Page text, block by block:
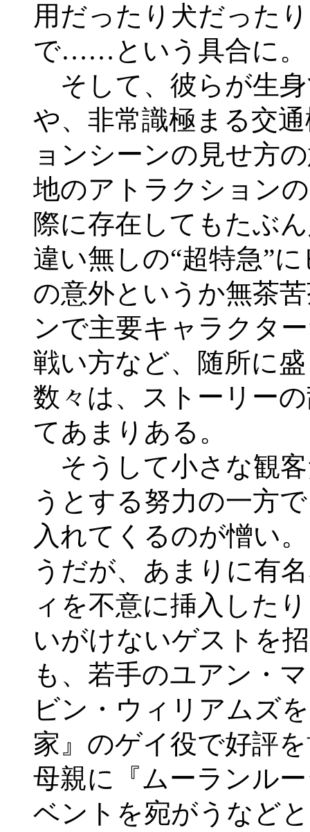
用だったり犬だった
で……という具合に。
そして、彼らが生
や、非常識極まる交
ョンシーンの見せ方
地のアトラクション
際に存在してもたぶ
違い無しの“超特急”
の意外というか無茶
ンで主要キャラクタ
戦い方など、随所に
数々は、ストーリー
てあまりある。
そうして小さな観
うとする努力の一方
入れてくるのが憎い
うだが、あまりに有
ィを不意に挿入した
いがけないゲストを
も、若手のユアン・
ビン・ウィリアムズ
家』のゲイ役で好評
母親に『ムーランル
ベントを宛がうなど